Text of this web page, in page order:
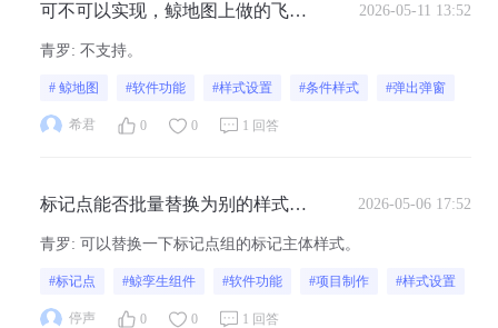
可不可以实现，鲸地图上做的飞线
然后当颜色更改后触发一个弹窗呢
2026-05-11 13:52
青罗: 不支持。
# 鲸地图 #软件功能 #样式设置 #条件样式 #弹出弹窗
希君 0 0 1 回答
标记点能否批量替换为别的样式的
2026-05-06 17:52
青罗: 可以替换一下标记点组的标记主体样式。
#标记点 #鲸孪生组件 #软件功能 #项目制作 #样式设置
停声 0 0 1 回答